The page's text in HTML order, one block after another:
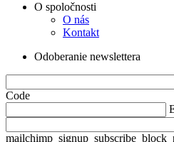
O spoločnosti
O nás
Kontakt
Odoberanie newslettera
Code